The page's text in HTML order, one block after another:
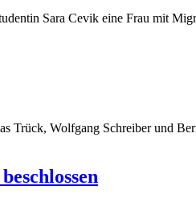
Sara Cevik eine Frau mit
Trück, Wolfgang Schreiber und